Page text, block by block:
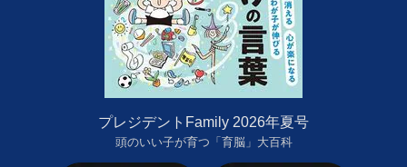
プレジデントFamily 2026年夏号
頭のいい子が育つ「育脳」大百科